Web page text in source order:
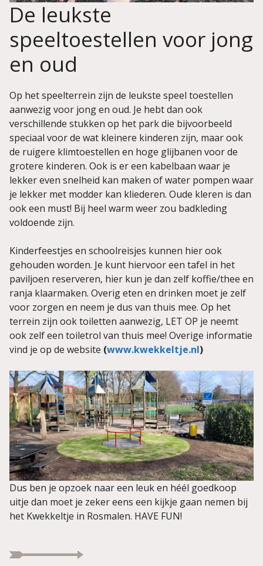
De leukste
speeltoestellen voor jong
en oud
Op het speelterrein zijn de leukste speel toestellen
aanwezig voor jong en oud. Je hebt dan ook
verschillende stukken op het park die bijvoorbeeld
speciaal voor de wat kleinere kinderen zijn, maar ook
de ruigere klimtoestellen en hoge glijbanen voor de
grotere kinderen. Ook is er een kabelbaan waar je
lekker even snelheid kan maken of water pompen waar
je lekker met modder kan kliederen. Oude kleren is dan
ook een must! Bij heel warm weer zou badkleding
voldoende zijn.
Kinderfeestjes en schoolreisjes kunnen hier ook
gehouden worden. Je kunt hiervoor een tafel in het
paviljoen reserveren, hier kun je dan zelf koffie/thee en
ranja klaarmaken. Overig eten en drinken moet je zelf
voor zorgen en neem je dus van thuis mee. Op het
terrein zijn ook toiletten aanwezig, LET OP je neemt
ook zelf een toiletrol van thuis mee! Overige informatie
vind je op de website (www.kwekkeltje.nl)
Dus ben je opzoek naar een leuk en héél goedkoop
uitje dan moet je zeker eens een kijkje gaan nemen bij
het Kwekkeltje in Rosmalen. HAVE FUN!